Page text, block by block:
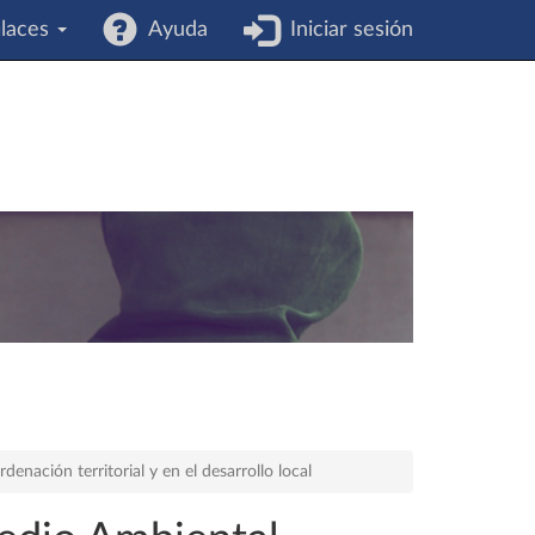
Ayuda Iniciar sesión
territorial y en el desarrollo local